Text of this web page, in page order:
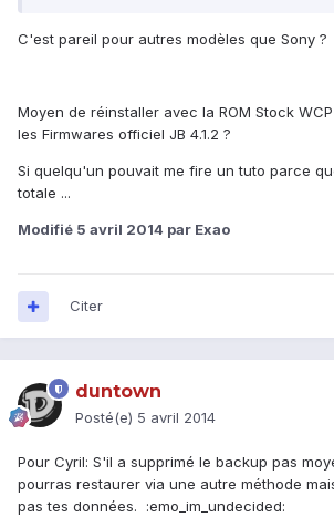
C'est pareil pour autres modèles que Sony ?
Moyen de réinstaller avec la ROM Stock
les Firmwares officiel JB 4.1.2 ?
Si quelqu'un pouvait me fire un tuto parce
totale ...
Modifié 5 avril 2014 par Exao
Citer
duntown
Posté(e) 5 avril 2014
Pour Cyril: S'il a supprimé le backup pas
pourras restaurer via une autre méthode
pas tes données. :emo_im_undecided: